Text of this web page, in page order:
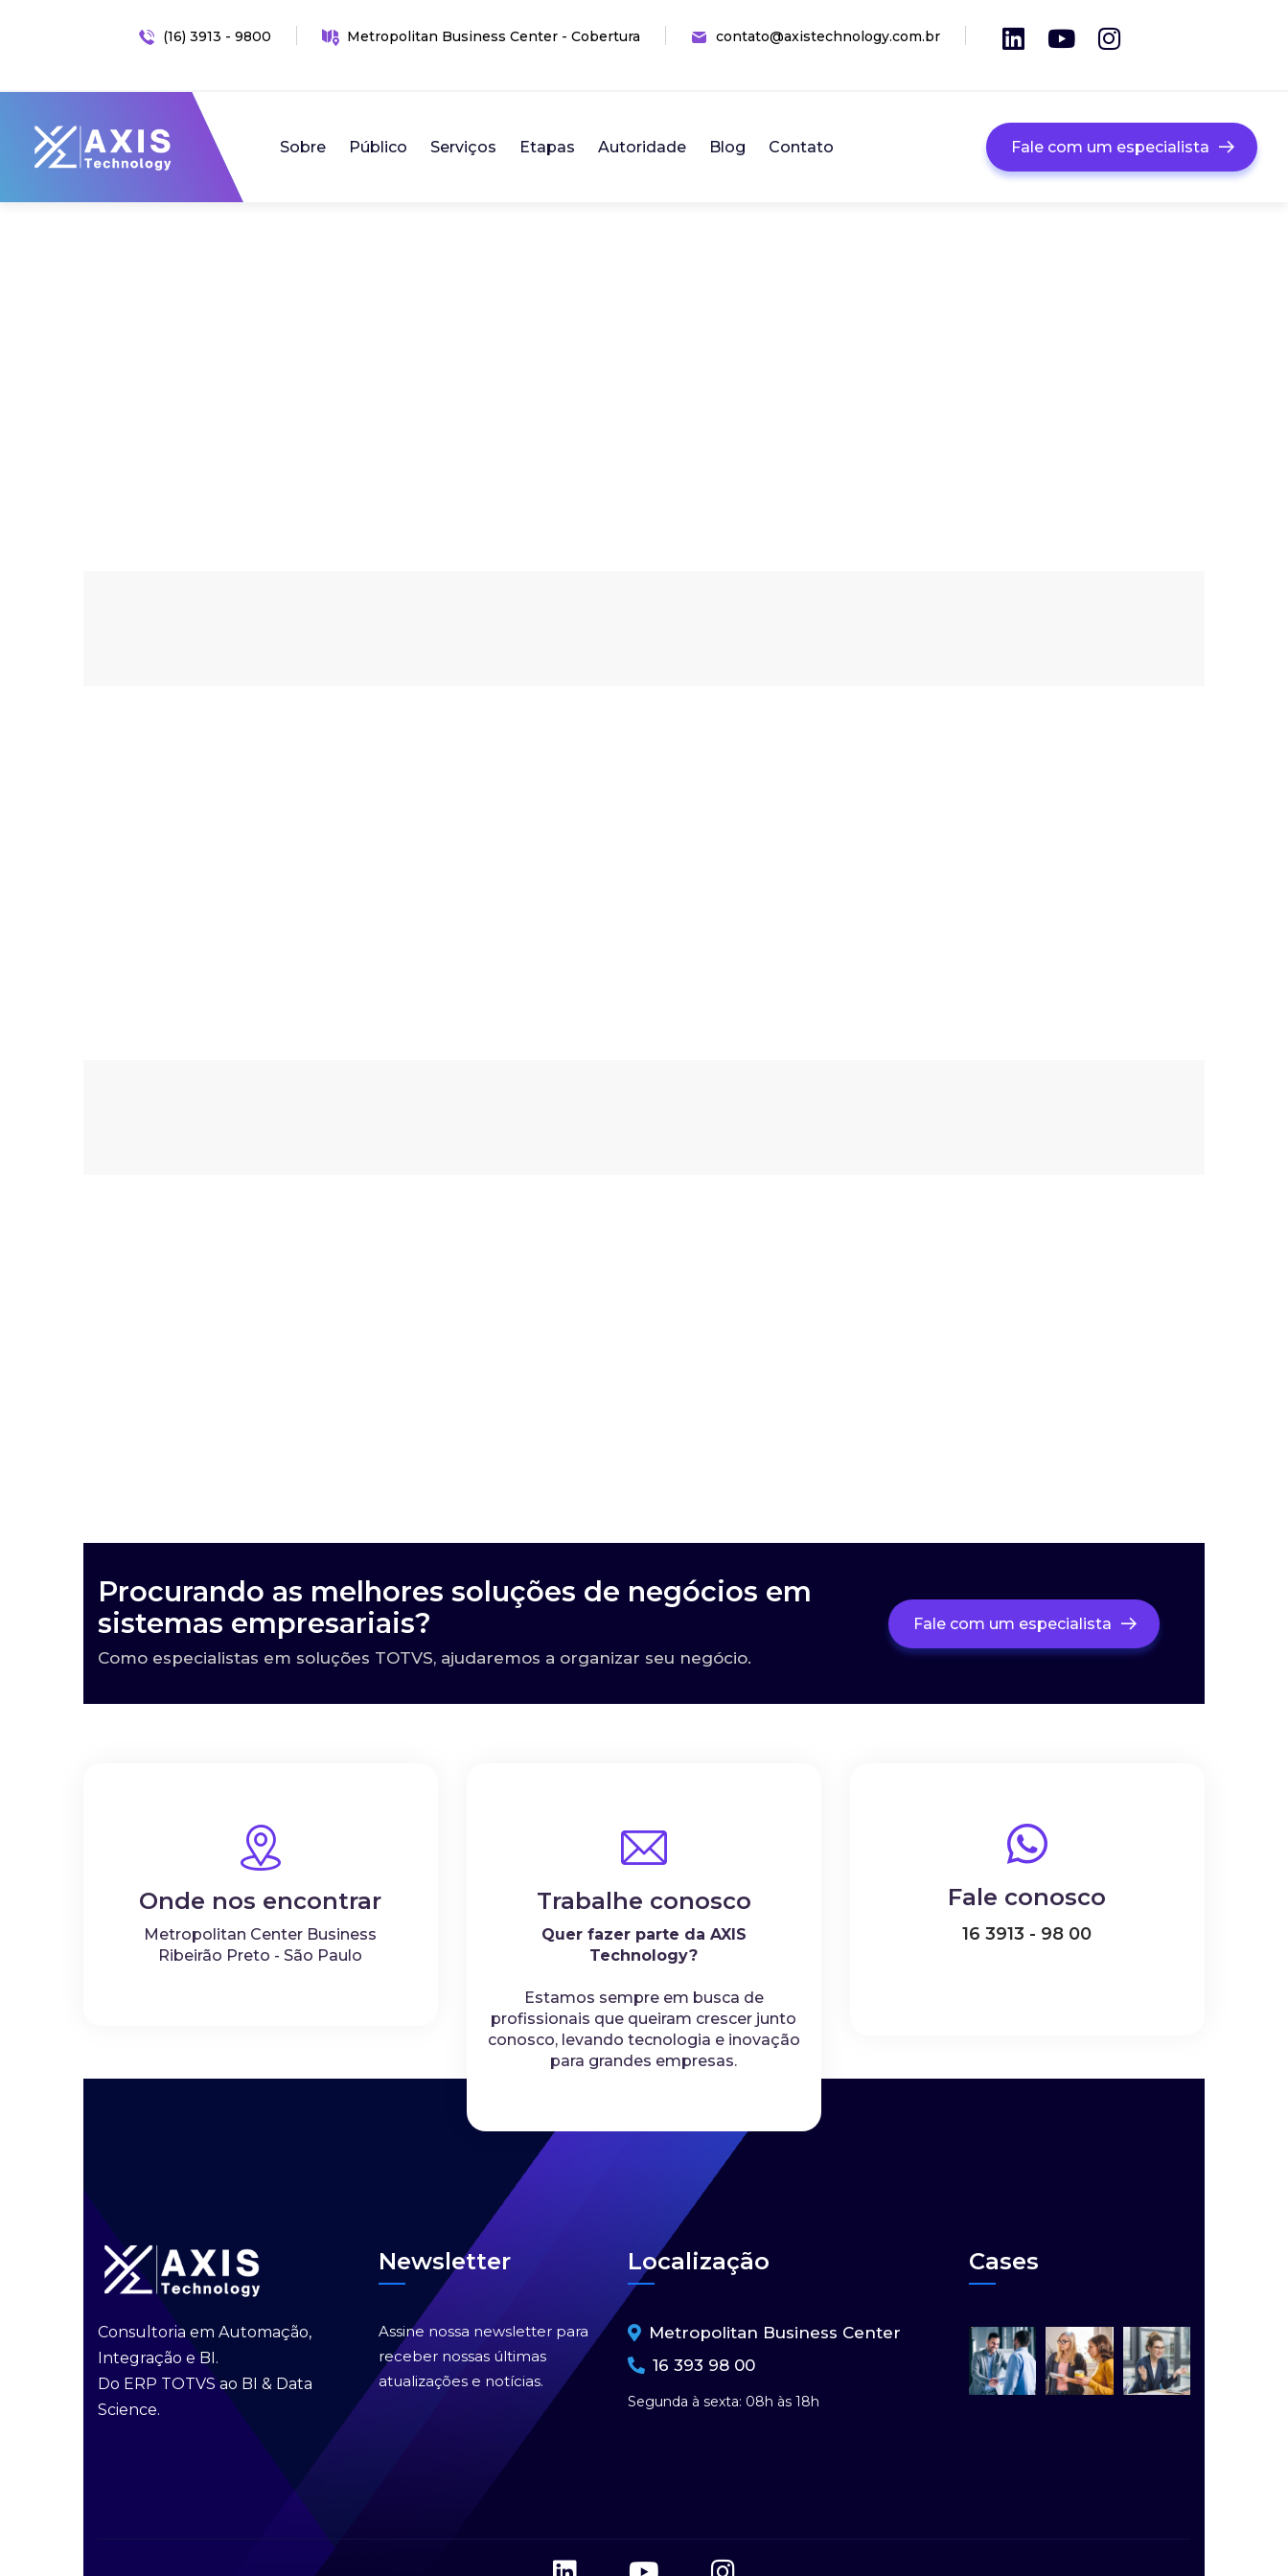
(16) 3913 - 9800 Metropolitan Business Center - Cobertura contato@axistechnology.com.br
Sobre Público Serviços Etapas Autoridade Blog Contato Fale com um especialista
Procurando as melhores soluções de negócios em
sistemas empresariais?
Como especialistas em soluções TOTVS, ajudaremos a organizar seu negócio.
Fale com um especialista
Onde nos encontrar
Metropolitan Center Business
Ribeirão Preto - São Paulo
Trabalhe conosco
Quer fazer parte da AXIS
Technology?
Estamos sempre em busca de
profissionais que queiram crescer junto
conosco, levando tecnologia e inovação
para grandes empresas.
Fale conosco
16 3913 - 98 00
Consultoria em Automação,
Integração e BI.
Do ERP TOTVS ao BI & Data
Science.
Newsletter
Assine nossa newsletter para
receber nossas últimas
atualizações e notícias.
Localização
Metropolitan Business Center
16 393 98 00
Segunda à sexta: 08h às 18h
Cases